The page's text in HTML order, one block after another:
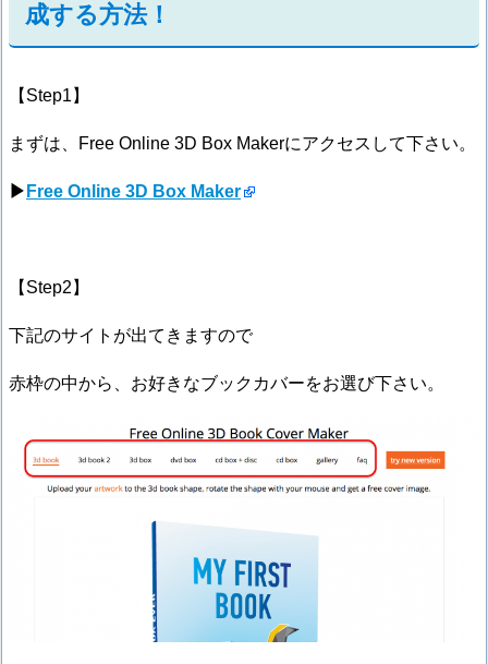
成する方法！
【Step1】
まずは、Free Online 3D Box Makerにアクセスして下さい。
▶ Free Online 3D Box Maker
【Step2】
下記のサイトが出てきますので
赤枠の中から、お好きなブックカバーをお選び下さい。